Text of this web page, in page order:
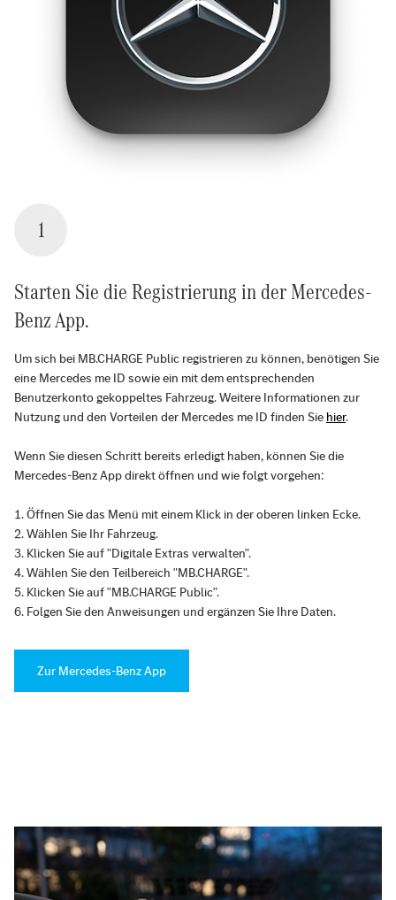
1
Starten Sie die Registrierung in der Mercedes-
Benz App.
Um sich bei MB.CHARGE Public registrieren zu können, benötigen Sie
eine Mercedes me ID sowie ein mit dem entsprechenden
Benutzerkonto gekoppeltes Fahrzeug. Weitere Informationen zur
Nutzung und den Vorteilen der Mercedes me ID finden Sie hier.
Wenn Sie diesen Schritt bereits erledigt haben, können Sie die
Mercedes-Benz App direkt öffnen und wie folgt vorgehen:
Öffnen Sie das Menü mit einem Klick in der oberen linken Ecke.
Wählen Sie Ihr Fahrzeug.
Klicken Sie auf "Digitale Extras verwalten".
Wählen Sie den Teilbereich "MB.CHARGE".
Klicken Sie auf "MB.CHARGE Public".
Folgen Sie den Anweisungen und ergänzen Sie Ihre Daten.
Zur Mercedes-Benz App